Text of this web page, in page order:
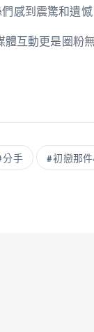
感到震驚和遺憾
互動更是圈粉
分手 初戀那